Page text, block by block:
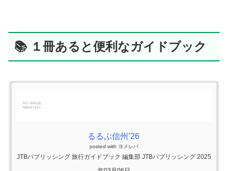
📚 １冊あると便利なガイドブック
るるぶ信州’26
posted with ヨメレバ
JTBパブリッシング 旅行ガイドブック 編集部 JTBパブリッシング 2025